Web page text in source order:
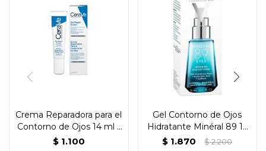
Crema Reparadora para el
Contorno de Ojos 14 ml -
CeraVe
$ 1.100
Gel Contorno de Ojos
Hidratante Minéral 89 15
ml - Vichy
$ 1.870 $2.200